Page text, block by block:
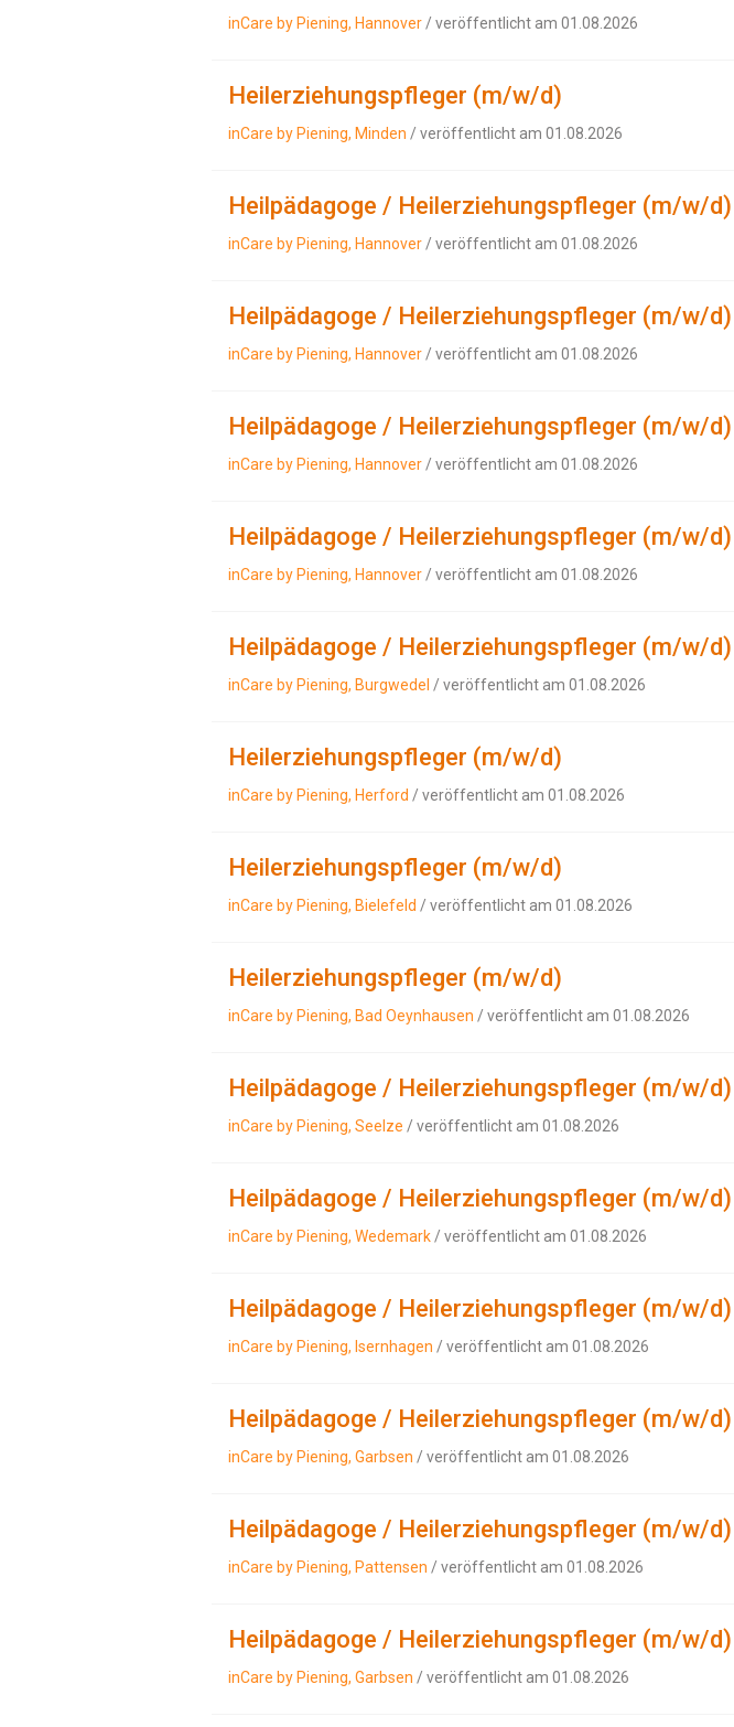
inCare by Piening, Hannover / veröffentlicht am 01.08.2026
Heilerziehungspfleger (m/w/d)
inCare by Piening, Minden / veröffentlicht am 01.08.2026
Heilpädagoge / Heilerziehungspfleger (m/w/d)
inCare by Piening, Hannover / veröffentlicht am 01.08.2026
Heilpädagoge / Heilerziehungspfleger (m/w/d)
inCare by Piening, Hannover / veröffentlicht am 01.08.2026
Heilpädagoge / Heilerziehungspfleger (m/w/d)
inCare by Piening, Hannover / veröffentlicht am 01.08.2026
Heilpädagoge / Heilerziehungspfleger (m/w/d)
inCare by Piening, Hannover / veröffentlicht am 01.08.2026
Heilpädagoge / Heilerziehungspfleger (m/w/d)
inCare by Piening, Burgwedel / veröffentlicht am 01.08.2026
Heilerziehungspfleger (m/w/d)
inCare by Piening, Herford / veröffentlicht am 01.08.2026
Heilerziehungspfleger (m/w/d)
inCare by Piening, Bielefeld / veröffentlicht am 01.08.2026
Heilerziehungspfleger (m/w/d)
inCare by Piening, Bad Oeynhausen / veröffentlicht am 01.08.2026
Heilpädagoge / Heilerziehungspfleger (m/w/d)
inCare by Piening, Seelze / veröffentlicht am 01.08.2026
Heilpädagoge / Heilerziehungspfleger (m/w/d)
inCare by Piening, Wedemark / veröffentlicht am 01.08.2026
Heilpädagoge / Heilerziehungspfleger (m/w/d)
inCare by Piening, Isernhagen / veröffentlicht am 01.08.2026
Heilpädagoge / Heilerziehungspfleger (m/w/d)
inCare by Piening, Garbsen / veröffentlicht am 01.08.2026
Heilpädagoge / Heilerziehungspfleger (m/w/d)
inCare by Piening, Pattensen / veröffentlicht am 01.08.2026
Heilpädagoge / Heilerziehungspfleger (m/w/d)
inCare by Piening, Garbsen / veröffentlicht am 01.08.2026